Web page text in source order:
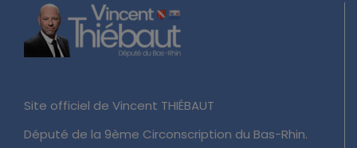
Site officiel de Vincent THIÉBAUT
Député de la 9ème Circonscription du Bas-Rhin.